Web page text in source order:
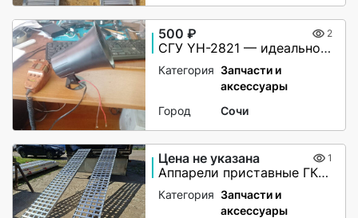
500 ₽ 2
СГУ YH-2821 — идеальное решение для вашей автомашины!
Категория Запчасти и
аксессуары
Город
Сочи
Цена не указана 1
Аппарели приставные ГКА 5.350.40 2/3
Категория Запчасти и
аксессуары